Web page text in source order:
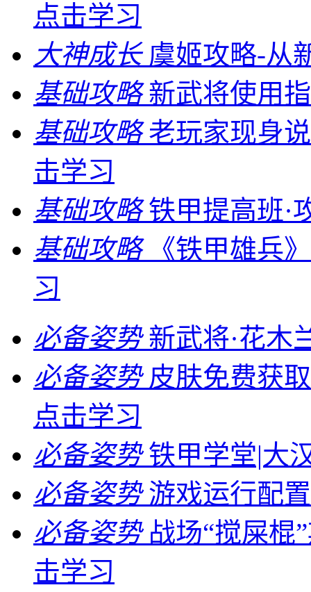
点击学习
大神成长 虞姬攻略-从
基础攻略 新武将使用
基础攻略 老玩家现身
击学习
基础攻略 铁甲提高班·
基础攻略
《铁甲雄兵
习
必备姿势 新武将·花木
必备姿势 皮肤免费获
点击学习
必备姿势 铁甲学堂|大
必备姿势 游戏运行配
必备姿势 战场“搅屎棍
击学习